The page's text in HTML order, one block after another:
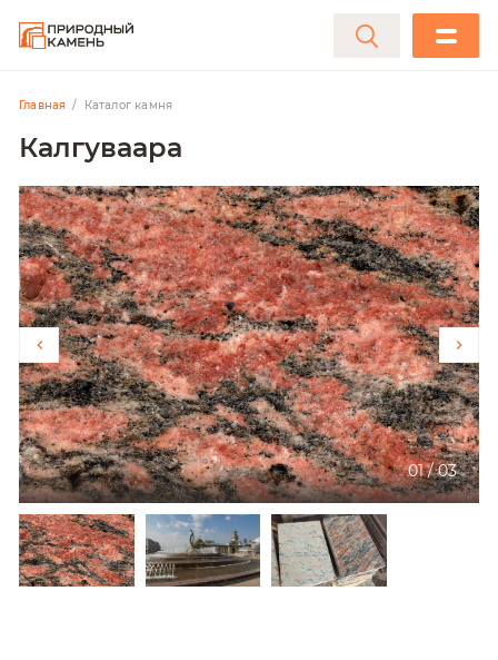
Главная Каталог камня
Калгуваара
01/03